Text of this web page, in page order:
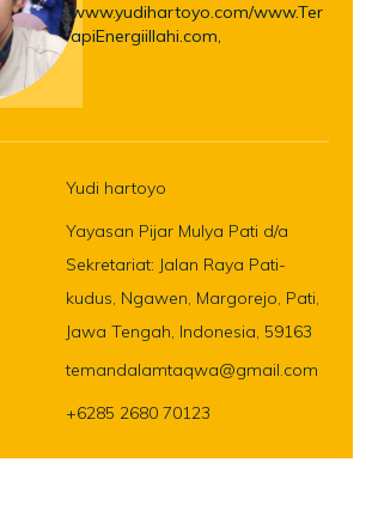
www.yudihartoyo.com/www.Ter
apiEnergiillahi.com,
Yudi hartoyo
Yayasan Pijar Mulya Pati d/a
Sekretariat: Jalan Raya Pati-
kudus, Ngawen, Margorejo, Pati,
Jawa Tengah, Indonesia, 59163
temandalamtaqwa@gmail.com
+6285 2680 70123